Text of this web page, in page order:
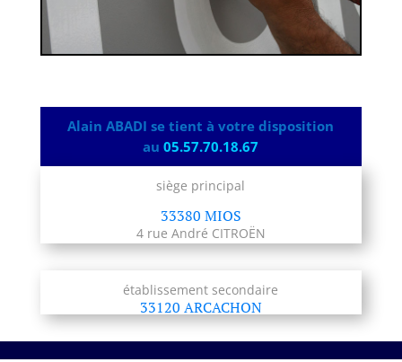
Alain ABADI se tient à votre disposition
au05.57.70.18.67
siège principal
33380 MIOS
4 rue André CITROËN
établissement secondaire
33120 ARCACHON